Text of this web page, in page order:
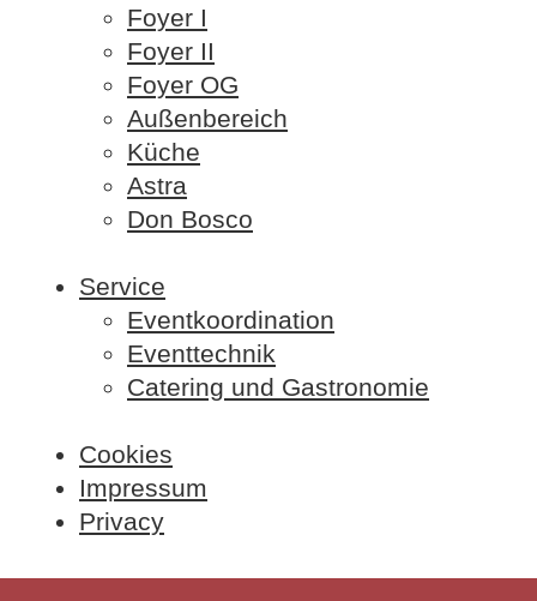
Foyer I
Foyer II
Foyer OG
Außenbereich
Küche
Astra
Don Bosco
Service
Eventkoordination
Eventtechnik
Catering und Gastronomie
Cookies
Impressum
Privacy